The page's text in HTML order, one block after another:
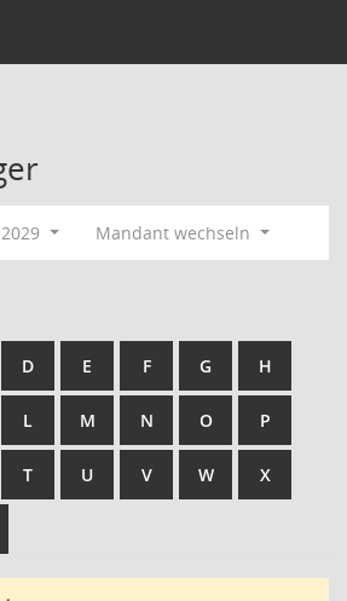
Mandant wechseln
D E F G H
L M N O P
T U V W X